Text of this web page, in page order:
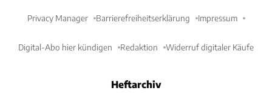
Privacy Manager Barrierefreiheitserklärung Impressum
Digital-Abo hier kündigen Redaktion Widerruf digitaler Käufe
Heftarchiv